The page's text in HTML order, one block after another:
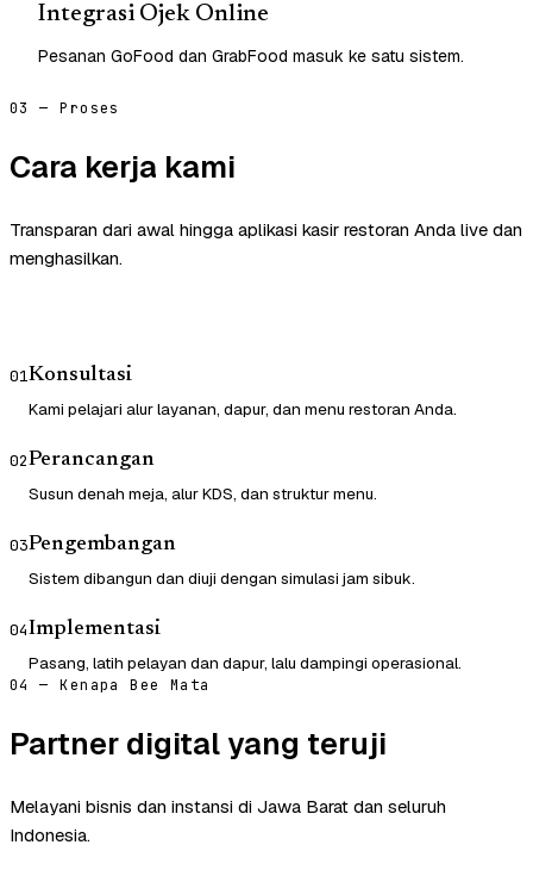
Integrasi Ojek Online
Pesanan GoFood dan GrabFood masuk ke satu sistem.
03 — Proses
Cara kerja kami
Transparan dari awal hingga aplikasi kasir restoran Anda live dan
menghasilkan.
01Konsultasi
Kami pelajari alur layanan, dapur, dan menu restoran Anda.
02Perancangan
Susun denah meja, alur KDS, dan struktur menu.
03Pengembangan
Sistem dibangun dan diuji dengan simulasi jam sibuk.
04Implementasi
Pasang, latih pelayan dan dapur, lalu dampingi operasional.
04 — Kenapa Bee Mata
Partner digital yang teruji
Melayani bisnis dan instansi di Jawa Barat dan seluruh
Indonesia.